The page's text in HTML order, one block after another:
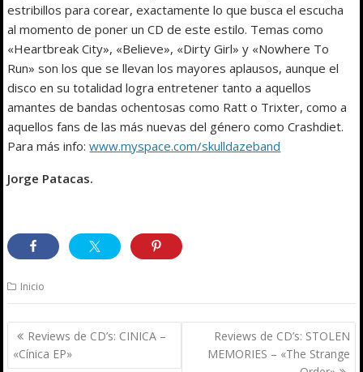
estribillos para corear, exactamente lo que busca el escucha
al momento de poner un CD de este estilo. Temas como
«Heartbreak City», «Believe», «Dirty Girl» y «Nowhere To
Run» son los que se llevan los mayores aplausos, aunque el
disco en su totalidad logra entretener tanto a aquellos
amantes de bandas ochentosas como Ratt o Trixter, como a
aquellos fans de las más nuevas del género como Crashdiet.
Para más info:www.myspace.com/skulldazeband
Jorge Patacas.
Inicio
Navegación
de
Reviews de CD’s: CINICA –
«Cínica EP»
Reviews de CD’s: STOLEN
MEMORIES – «The Strange